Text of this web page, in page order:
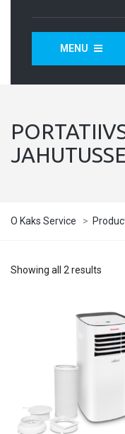
MENU
O Kaks Service >
Showing all 2 results